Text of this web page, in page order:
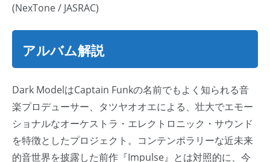
(NexTone / JASRAC)
アルバム解説
Dark ModelはCaptain Funkの名前でもよく知られる音
楽プロデューサー、タツヤオオエによる、壮大でエモー
ショナルなオーケストラ・エレクトロニック・サウンド
を特徴としたプロジェクト。コンテンポラリーな近未来
的音世界を披露した前作『Impulse』とは対照的に、今